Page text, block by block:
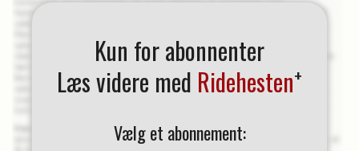
Kun for abonnenter
Læs videre med Ridehesten+
Vælg et abonnement: